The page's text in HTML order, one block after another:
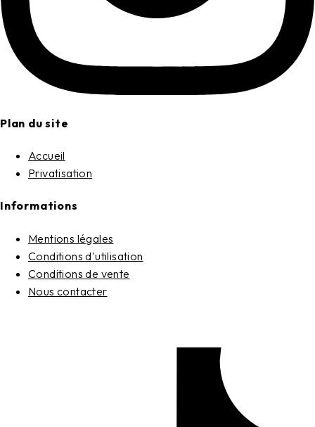
Plan du site
Accueil
Privatisation
Informations
Mentions légales
Conditions d'utilisation
Conditions de vente
Nous contacter